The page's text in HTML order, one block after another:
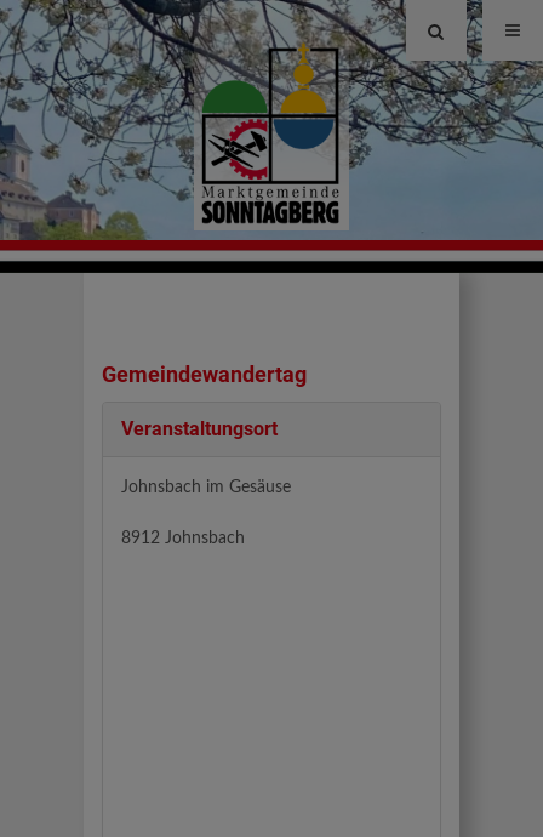
Site
search
toggle
Gemeindewandertag
Veranstaltungsort
Johnsbach im Gesäuse
8912 Johnsbach